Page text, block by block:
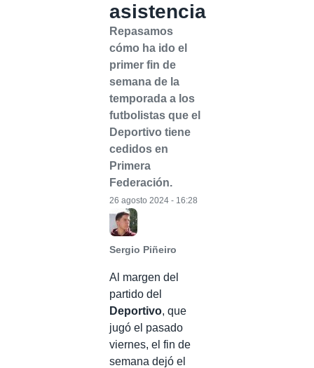
asistencia
Repasamos
cómo ha ido el
primer fin de
semana de la
temporada a los
futbolistas que el
Deportivo tiene
cedidos en
Primera
Federación.
Sergio Piñeiro
26 agosto 2024 - 16:28
Al margen del
partido del
Deportivo, que
jugó el pasado
viernes, el fin de
semana dejó el